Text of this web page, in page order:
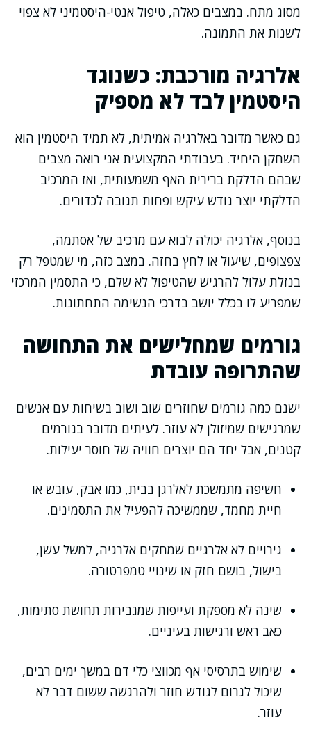
מסוג מתח. במצבים כאלה, טיפול אנטי-היסטמיני לא צפוי
לשנות את התמונה.
אלרגיה מורכבת: כשנוגד
היסטמין לבד לא מספיק
גם כאשר מדובר באלרגיה אמיתית, לא תמיד היסטמין הוא
השחקן היחיד. בעבודתי המקצועית אני רואה מצבים
שבהם הדלקת ברירית האף משמעותית, ואז המרכיב
הדלקתי יוצר גודש עיקש ופחות תגובה לכדורים.
בנוסף, אלרגיה יכולה לבוא עם מרכיב של אסתמה,
צפצופים, שיעול או לחץ בחזה. במצב כזה, מי שמטפל רק
בנזלת עלול להרגיש שהטיפול לא שלם, כי התסמין המרכזי
שמפריע לו בכלל יושב בדרכי הנשימה התחתונות.
גורמים שמחלישים את התחושה
שהתרופה עובדת
ישנם כמה גורמים שחוזרים שוב ושוב בשיחות עם אנשים
שמרגישים שמיזולן לא עוזר. לעיתים מדובר בגורמים
קטנים, אבל יחד הם יוצרים חוויה של חוסר יעילות.
חשיפה מתמשכת לאלרגן בבית, כמו אבק, עובש או
חיית מחמד, שממשיכה להפעיל את התסמינים.
גירויים לא אלרגיים שמחקים אלרגיה, למשל עשן,
בישול, בושם חזק או שינויי טמפרטורה.
שינה לא מספקת ועייפות שמגבירות תחושת סתימות,
כאב ראש ורגישות בעיניים.
שימוש בתרסיסי אף מכווצי כלי דם במשך ימים רבים,
שיכול לגרום לגודש חוזר ולהרגשה ששום דבר לא
עוזר.